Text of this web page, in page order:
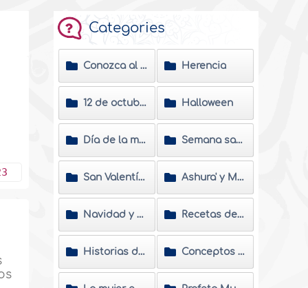
Categories
Conozca al Profeta del Islam Herencia
12 de octubre día de la raza Halloween
Día de la madre Semana santa
San Valentín y Carnavales Ashura' y Muharram
Navidad y Año Nuevo Recetas de cocina
Historias de nuevas musulmanas Conceptos erróneos